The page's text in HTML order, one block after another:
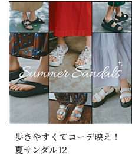
歩きやすくてコーデ映え！
夏サンダル12